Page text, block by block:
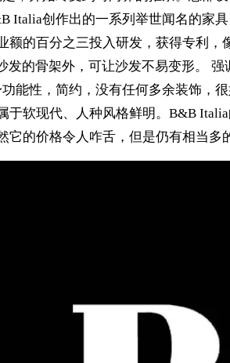
Italia创作出的一系列举世闻名的家
额的百分之三投入研发，获得专利
发的骨架外，可让沙发不易变形。
能性，简约，没有任何多余装饰，
于软现代、人种风格鲜明。B&B
的价格令人咋舌，但是仍有相当多